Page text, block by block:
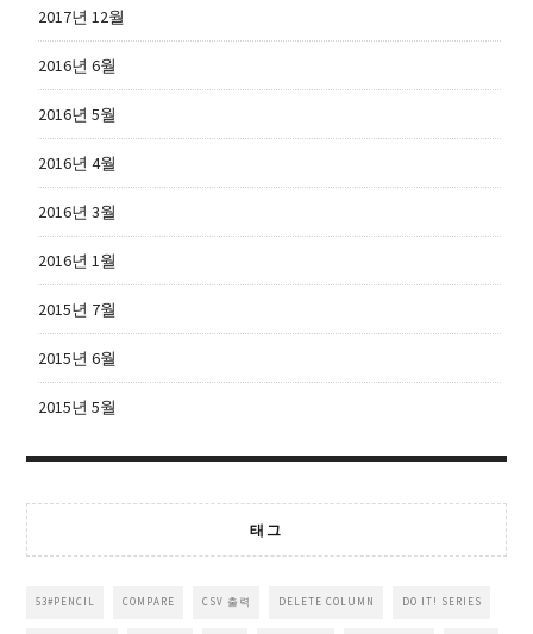
2017년 12월
2016년 6월
2016년 5월
2016년 4월
2016년 3월
2016년 1월
2015년 7월
2015년 6월
2015년 5월
태그
53#PENCIL COMPARE CSV 출력 DELETE COLUMN DO IT! SERIES